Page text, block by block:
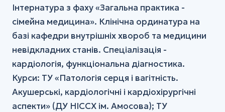
Інтернатура з фаху «Загальна практика -
сімейна медицина». Клінічна ординатура на
базі кафедри внутрішніх хвороб та медицини
невідкладних станів. Спеціалізація -
кардіологія, функціональна діагностика.
Курси: ТУ «Патологія серця і вагітність.
Акушерські, кардіологічні і кардіохірургічні
аспекти» (ДУ НІССХ ім. Амосова); ТУ